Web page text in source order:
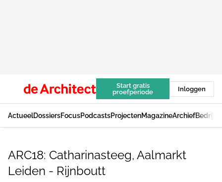
Start gratis
proefperiode
Inloggen
ActueelDossiersFocusPodcastsProjectenMagazineArchief
ARC18: Catharinasteeg, Aalmarkt
Leiden - Rijnboutt